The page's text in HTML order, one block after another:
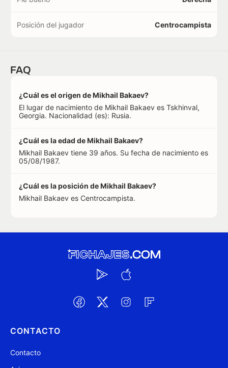
Posición del jugador Centrocampista
FAQ
¿Cuál es el origen de Mikhail Bakaev?
El lugar de nacimiento de Mikhail Bakaev es Tskhinval,
Georgia. Nacionalidad (es): Rusia.
¿Cuál es la edad de Mikhail Bakaev?
Mikhail Bakaev tiene 39 años. Su fecha de nacimiento es
05/08/1987.
¿Cuál es la posición de Mikhail Bakaev?
Mikhail Bakaev es Centrocampista.
CONTACTO
Contacto